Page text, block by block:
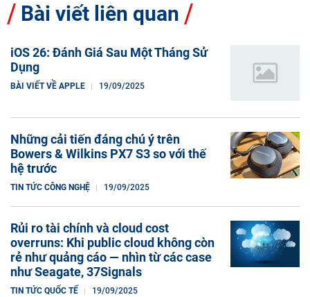
Bài viết liên quan
iOS 26: Đánh Giá Sau Một Tháng Sử
Dụng
BÀI VIẾT VỀ APPLE 19/09/2025
Những cải tiến đáng chú ý trên
Bowers & Wilkins PX7 S3 so với thế
hệ trước
TIN TỨC CÔNG NGHỆ 19/09/2025
Rủi ro tài chính và cloud cost
overruns: Khi public cloud không còn
rẻ như quảng cáo — nhìn từ các case
như Seagate, 37Signals
TIN TỨC QUỐC TẾ 19/09/2025